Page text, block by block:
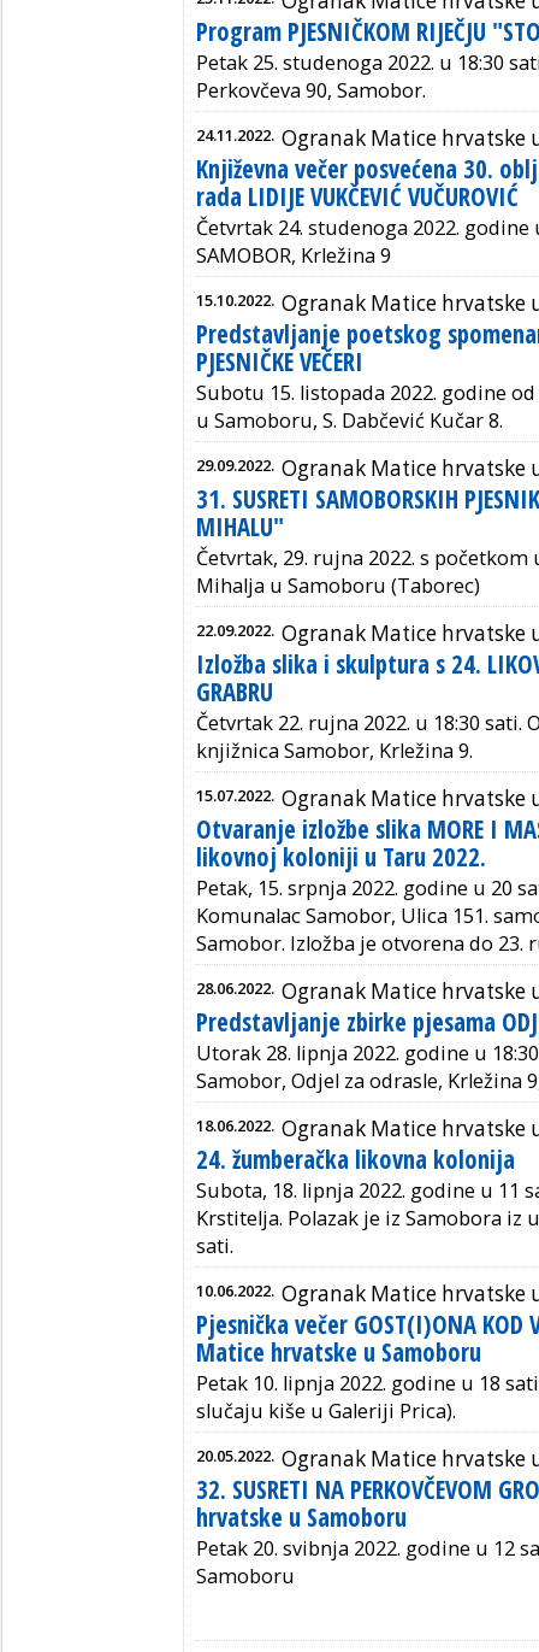
Program PJESNIČKOM RIJEČJU
Petak 25. studenoga 2022. u 18:30
Perkovčeva 90, Samobor.
24.11.2022. Ogranak Matice hrvatske
Književna večer posvećena 30.
rada LIDIJE VUKČEVIĆ VUČUROVIĆ
Četvrtak 24. studenoga 2022. godine
SAMOBOR, Krležina 9
15.10.2022. Ogranak Matice hrvatske
Predstavljanje poetskog
PJESNIČKE VEČERI
Subotu 15. listopada 2022. godine
u Samoboru, S. Dabčević Kučar 8.
29.09.2022. Ogranak Matice hrvatske
31. SUSRETI SAMOBORSKIH
MIHALU"
Četvrtak, 29. rujna 2022. s početkom
Mihalja u Samoboru (Taborec)
22.09.2022. Ogranak Matice hrvatske
Izložba slika i skulptura s 24.
GRABRU
Četvrtak 22. rujna 2022. u 18:30 sati.
knjižnica Samobor, Krležina 9.
15.07.2022. Ogranak Matice hrvatske
Otvaranje izložbe slika MORE I
likovnoj koloniji u Taru 2022.
Petak, 15. srpnja 2022. godine u 20
Komunalac Samobor, Ulica 151.
Samobor. Izložba je otvorena do 23.
28.06.2022. Ogranak Matice hrvatske
Predstavljanje zbirke pjesama
Utorak 28. lipnja 2022. godine u
Samobor, Odjel za odrasle, Krležina
18.06.2022. Ogranak Matice hrvatske
24. žumberačka likovna kolonija
Subota, 18. lipnja 2022. godine u 11
Krstitelja. Polazak je iz Samobora iz
sati.
10.06.2022. Ogranak Matice hrvatske
Pjesnička večer GOST(I)ONA KOD
Matice hrvatske u Samoboru
Petak 10. lipnja 2022. godine u 18
slučaju kiše u Galeriji Prica).
20.05.2022. Ogranak Matice hrvatske
32. SUSRETI NA PERKOVČEVOM
hrvatske u Samoboru
Petak 20. svibnja 2022. godine u 12
Samoboru